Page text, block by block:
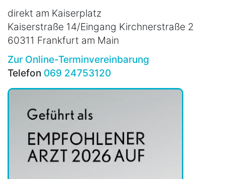
direkt am Kaiserplatz
Kaiserstraße 14/Eingang Kirchnerstraße 2
60311 Frankfurt am Main
Zur Online-Terminvereinbarung
Telefon 069 24753120